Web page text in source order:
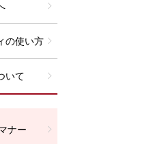
の使い方
いて
ナー